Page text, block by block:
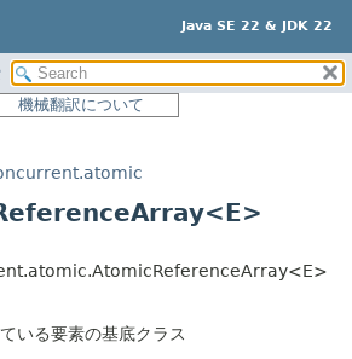
Java SE 22 & JDK 22
サマリー:
ネスト済
メソッド
詳細:
コンストラクタ
機械翻訳について
いる要素の基底クラス